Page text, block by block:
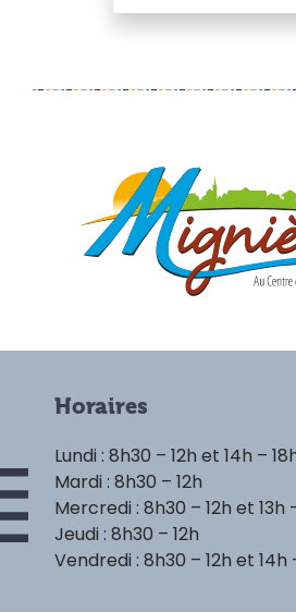
Horaires
Lundi : 8h30 – 12h et 14h –
Mardi : 8h30 – 12h
Mercredi : 8h30 – 12h et 13h
Jeudi : 8h30 – 12h
Vendredi : 8h30 – 12h et 14h